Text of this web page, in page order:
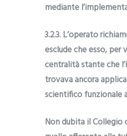
mediante
3.2.3. L’operato
esclude che esso, per
centralità stante che
trovava ancora
scientifico funzionale
Non dubita il